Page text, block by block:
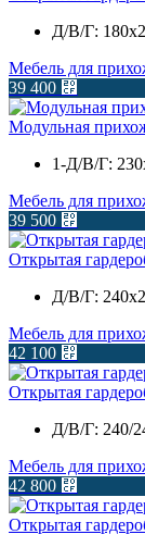
Д/В/Г:
Мебель для
39 400 ⃏
Модульная
1-Д/В/Г:
Мебель для
39 500 ⃏
Открытая
Д/В/Г:
Мебель для
42 100 ⃏
Открытая
Д/В/Г: 240/
Мебель для
42 800 ⃏
Открытая